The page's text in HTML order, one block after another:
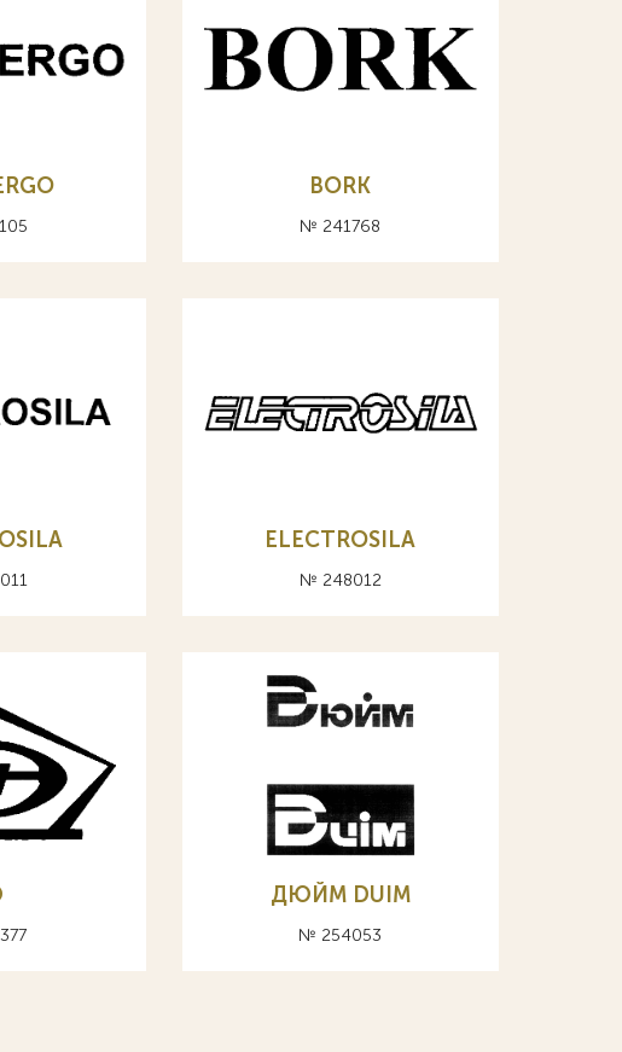
BORK
№ 241768
ELECTROSILA
№ 248012
ДЮЙМ DUIM
№ 254053